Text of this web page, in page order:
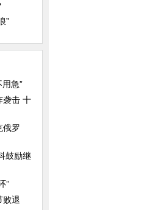
王打造镶钻豪华马车
”
急”
袭击 十
俄罗
鼓励继
”
败退